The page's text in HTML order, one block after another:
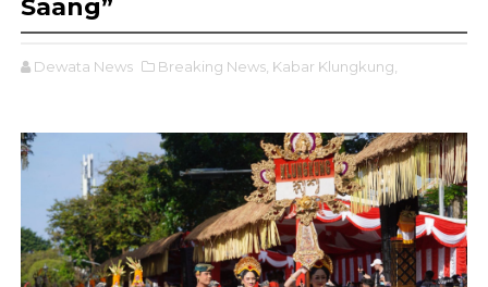
Saang”
Dewata News Breaking News, Kabar Klungkung,